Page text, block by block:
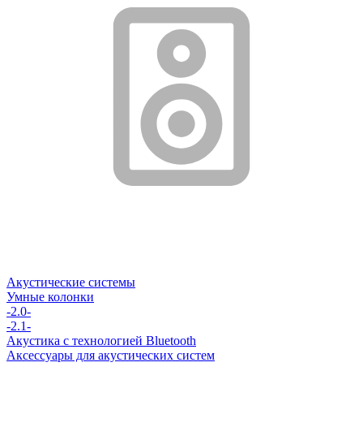
Акустические системы
Умные колонки
-2.0-
-2.1-
Акустика с технологией Bluetooth
Аксессуары для акустических систем